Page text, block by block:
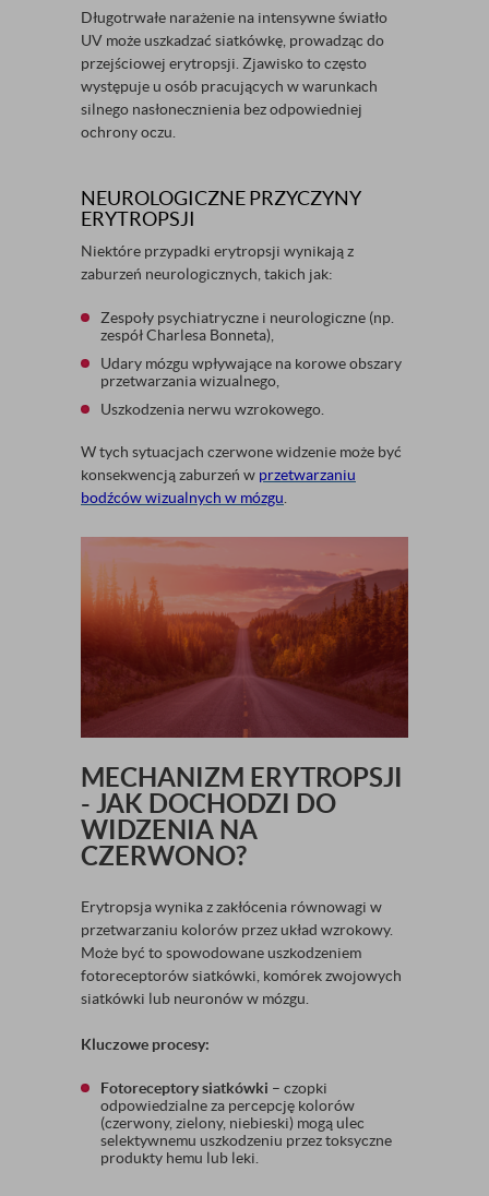
Długotrwałe narażenie na intensywne światło
UV może uszkadzać siatkówkę, prowadząc do
przejściowej erytropsji. Zjawisko to często
występuje u osób pracujących w warunkach
silnego nasłonecznienia bez odpowiedniej
ochrony oczu.
NEUROLOGICZNE PRZYCZYNY
ERYTROPSJI
Niektóre przypadki erytropsji wynikają z
zaburzeń neurologicznych, takich jak:
Zespoły psychiatryczne i neurologiczne (np.
zespół Charlesa Bonneta),
Udary mózgu wpływające na korowe obszary
przetwarzania wizualnego,
Uszkodzenia nerwu wzrokowego.
W tych sytuacjach czerwone widzenie może być
konsekwencją zaburzeń w przetwarzaniu
bodźców wizualnych w mózgu
MECHANIZM ERYTROPSJI
- JAK DOCHODZI DO
WIDZENIA NA
CZERWONO?
Erytropsja wynika z zakłócenia równowagi w
przetwarzaniu kolorów przez układ wzrokowy.
Może być to spowodowane uszkodzeniem
fotoreceptorów siatkówki, komórek zwojowych
siatkówki lub neuronów w mózgu.
Kluczowe procesy:
Fotoreceptory siatkówki – czopki
odpowiedzialne za percepcję kolorów
(czerwony, zielony, niebieski) mogą ulec
selektywnemu uszkodzeniu przez toksyczne
produkty hemu lub leki.